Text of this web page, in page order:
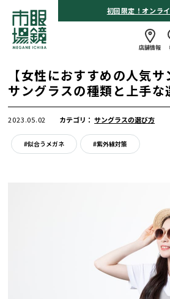
初回限定！オンラ
店舗情報
【女性におすすめの人気サ
サングラスの種類と上手
2023.05.02 カテゴリ： サングラスの選び方
#似合うメガネ #紫外線対策